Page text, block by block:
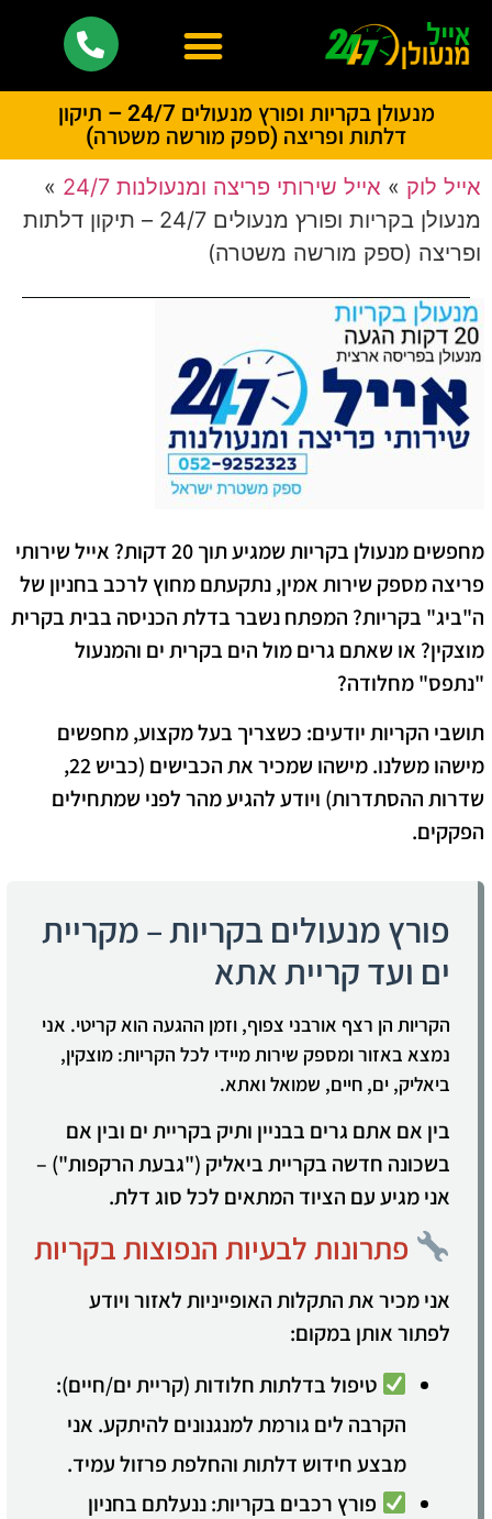
מנעולן בקריות ופורץ מנעולים 24/7 – תיקון
דלתות ופריצה (ספק מורשה משטרה)
אייל לוק » אייל שירותי פריצה ומנעולנות 24/7
»
מנעולן בקריות ופורץ מנעולים 24/7 – תיקון דלתות
ופריצה (ספק מורשה משטרה)
מחפשים מנעולן בקריות שמגיע תוך 20 דקות? אייל שירותי
פריצה מספק שירות אמין, ​נתקעתם מחוץ לרכב בחניון של
ה"ביג" בקריות? המפתח נשבר בדלת הכניסה בבית בקרית
מוצקין? או שאתם גרים מול הים בקרית ים והמנעול
"נתפס" מחלודה?
תושבי הקריות יודעים: כשצריך בעל מקצוע, מחפשים
מישהו משלנו. מישהו שמכיר את הכבישים (כביש 22,
שדרות ההסתדרות) ויודע להגיע מהר לפני שמתחילים
הפקקים.
פורץ מנעולים בקריות – מקריית
ים ועד קריית אתא
הקריות הן רצף אורבני צפוף, וזמן ההגעה הוא קריטי. אני
נמצא באזור ומספק שירות מיידי לכל הקריות: מוצקין,
ביאליק, ים, חיים, שמואל ואתא.
בין אם אתם גרים בבניין ותיק בקריית ים ובין אם
בשכונה חדשה בקריית ביאליק ("גבעת הרקפות") –
אני מגיע עם הציוד המתאים לכל סוג דלת.
פתרונות לבעיות הנפוצות בקריות
אני מכיר את התקלות האופייניות לאזור ויודע
לפתור אותן במקום:
טיפול בדלתות חלודות (קריית ים/חיים):
הקרבה לים גורמת למנגנונים להיתקע. אני
מבצע חידוש דלתות והחלפת פרזול עמיד.
פורץ רכבים בקריות:ננעלתם בחניון